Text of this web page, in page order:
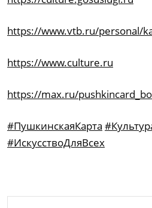
https://www.vtb.ru/personal/
https://www.culture.ru
https://max.ru/
#ПушкинскаяКарта
#ИскусствоДляВсех